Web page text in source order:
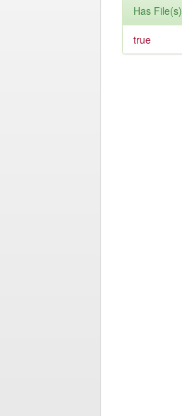
Has File(s)
true